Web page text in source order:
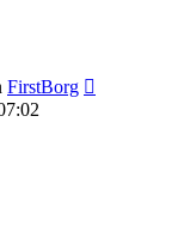
FirstBorg